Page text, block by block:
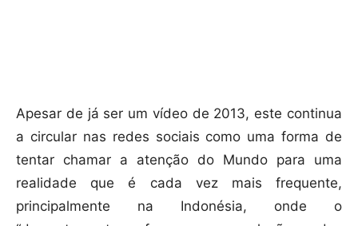
Apesar de já ser um vídeo de 2013, este continua
a circular nas redes sociais como uma forma de
tentar chamar a atenção do Mundo para uma
realidade que é cada vez mais frequente,
principalmente na Indonésia, onde o